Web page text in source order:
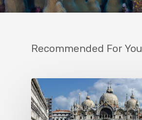
Recommended For You